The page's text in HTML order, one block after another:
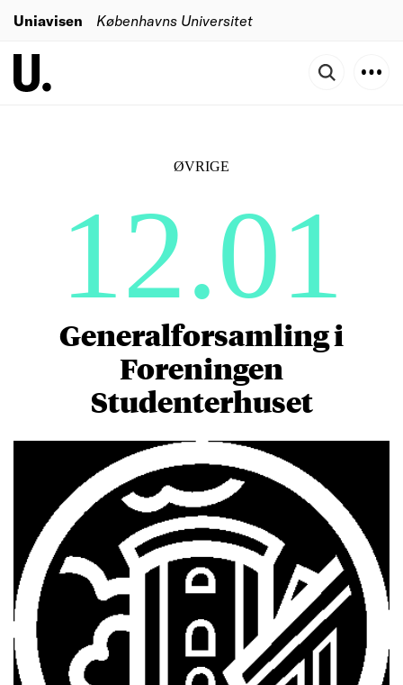
Uniavisen Københavns Universitet
ØVRIGE
12.01
Generalforsamling i
Foreningen
Studenterhuset